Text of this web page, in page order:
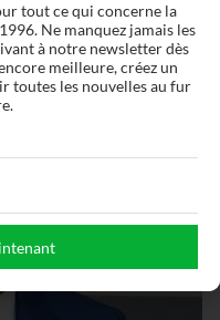
tout ce qui concerne la
Ne manquez jamais les
à notre newsletter dès
meilleure, créez un
toutes les nouvelles au fur